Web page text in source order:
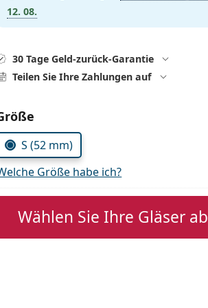
12. 08.
30 Tage Geld-zurück-Garantie
Teilen Sie Ihre Zahlungen auf
wählen
S (52 mm)
Größe habe ich?
Wählen Sie Ihre Gläser ab